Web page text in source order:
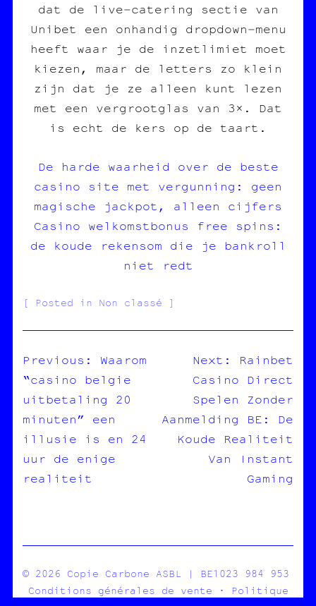
dat de live‑catering sectie van
Unibet een onhandig dropdown‑menu
heeft waar je de inzetlimiet moet
kiezen, maar de letters zo klein
zijn dat je ze alleen kunt lezen
met een vergrootglas van 3×. Dat
is echt de kers op de taart.
De harde waarheid over de beste
casino site met vergunning: geen
magische jackpot, alleen cijfers
Casino welkomstbonus free spins:
de koude rekensom die je bankroll
niet redt
Posted in Non classé
NAVIGATION
DE
L’ARTICLE
Previous:
Waarom
“casino belgie
uitbetaling 20
minuten” een
illusie is en 24
uur de enige
realiteit
Next:
Rainbet
Casino Direct
Spelen Zonder
Aanmelding BE: De
Koude Realiteit
Van Instant
Gaming
© 2026 Copie Carbone ASBL | BE1023 984 953
Conditions générales de vente · Politique